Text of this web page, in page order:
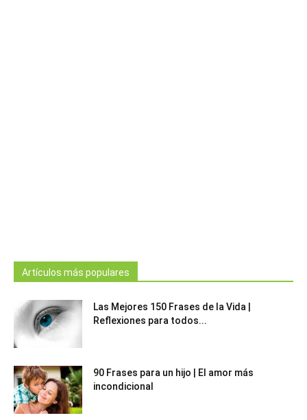
Artículos más populares
Las Mejores 150 Frases de la Vida |
Reflexiones para todos...
90 Frases para un hijo | El amor más
incondicional